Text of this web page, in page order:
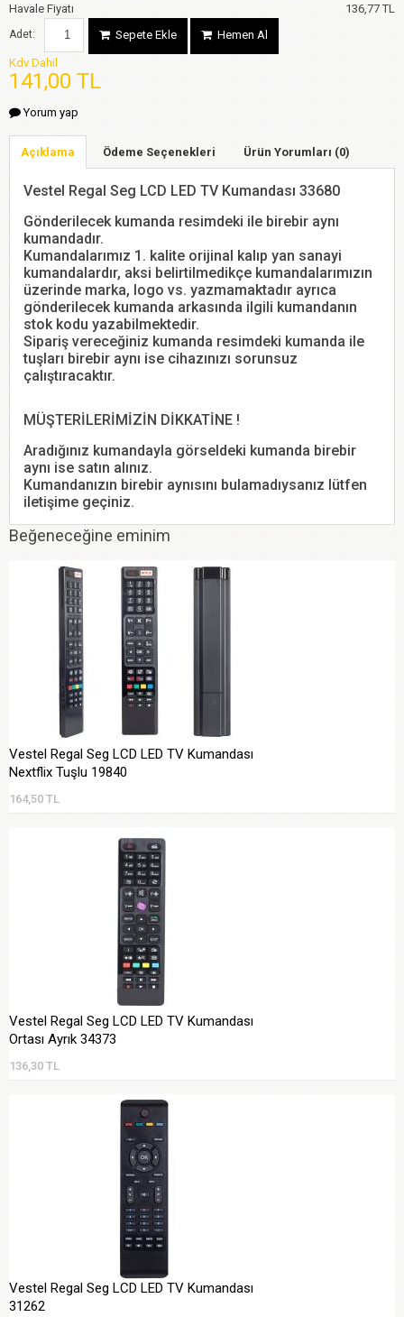
Havale Fiyatı
136,77 TL
Adet: Sepete Ekle Hemen Al
Kdv Dahil
141,00 TL
Yorum yap
Açıklama Ödeme Seçenekleri Ürün Yorumları (0)
Vestel Regal Seg LCD LED TV Kumandası 33680
Gönderilecek kumanda resimdeki ile birebir aynı
kumandadır.
Kumandalarımız 1. kalite orijinal kalıp yan sanayi
kumandalardır, aksi belirtilmedikçe kumandalarımızın
üzerinde marka, logo vs. yazmamaktadır ayrıca
gönderilecek kumanda arkasında ilgili kumandanın
stok kodu yazabilmektedir.
Sipariş vereceğiniz kumanda resimdeki kumanda ile
tuşları birebir aynı ise cihazınızı sorunsuz
çalıştıracaktır.
MÜŞTERİLERİMİZİN DİKKATİNE !
Aradığınız kumandayla görseldeki kumanda birebir
aynı ise satın alınız.
Kumandanızın birebir aynısını bulamadıysanız lütfen
iletişime geçiniz.
Beğeneceğine eminim
Vestel Regal Seg LCD LED TV Kumandası
Nextflix Tuşlu 19840
164,50 TL
Vestel Regal Seg LCD LED TV Kumandası
Ortası Ayrık 34373
136,30 TL
Vestel Regal Seg LCD LED TV Kumandası
31262